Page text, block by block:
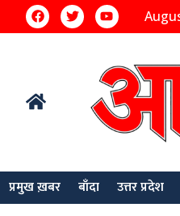
प्रमुख ख़बर बाँदा उत्तर प्रदेश